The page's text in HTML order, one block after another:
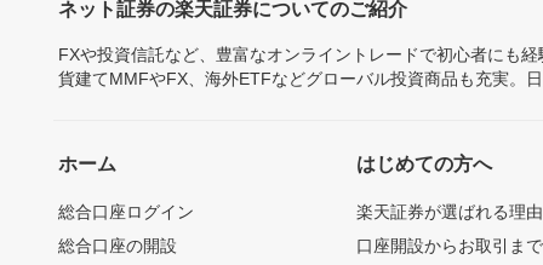
ネット証券の楽天証券についてのご紹介
FXや投資信託など、豊富なオンライントレードで初心者にも
貨建てMMFやFX、海外ETFなどグローバル投資商品も充実。
ホーム
総合口座ログイン
総合口座の開設
はじめての方へ
楽天証券が選ばれる理由
口座開設からお取引ま